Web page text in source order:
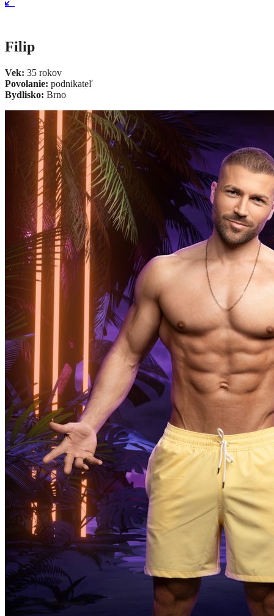
Filip
Vek: 35 rokov
Povolanie: podnikateľ
Bydlisko: Brno